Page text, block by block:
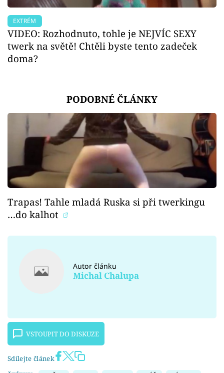
EXTRÉM
VIDEO: Rozhodnuto, tohle je NEJVÍC SEXY
twerk na světě! Chtěli byste tento zadeček
doma?
PODOBNÉ ČLÁNKY
Trapas! Tahle mladá Ruska si při twerkingu
…do kalhot
Autor článku
Michal Chalupa
VSTOUPIT DO DISKUZE
Sdílejte článek